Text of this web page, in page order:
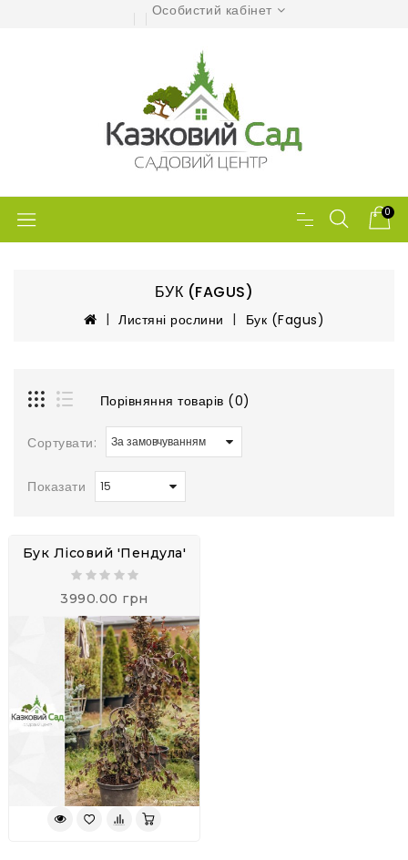
Особистий кабінет
0
БУК (FAGUS)
Листяні рослини Бук (Fagus)
Порівняння товарів (0)
Сортувати:
Показати
Бук Лісовий 'Пендула'
3990.00 грн